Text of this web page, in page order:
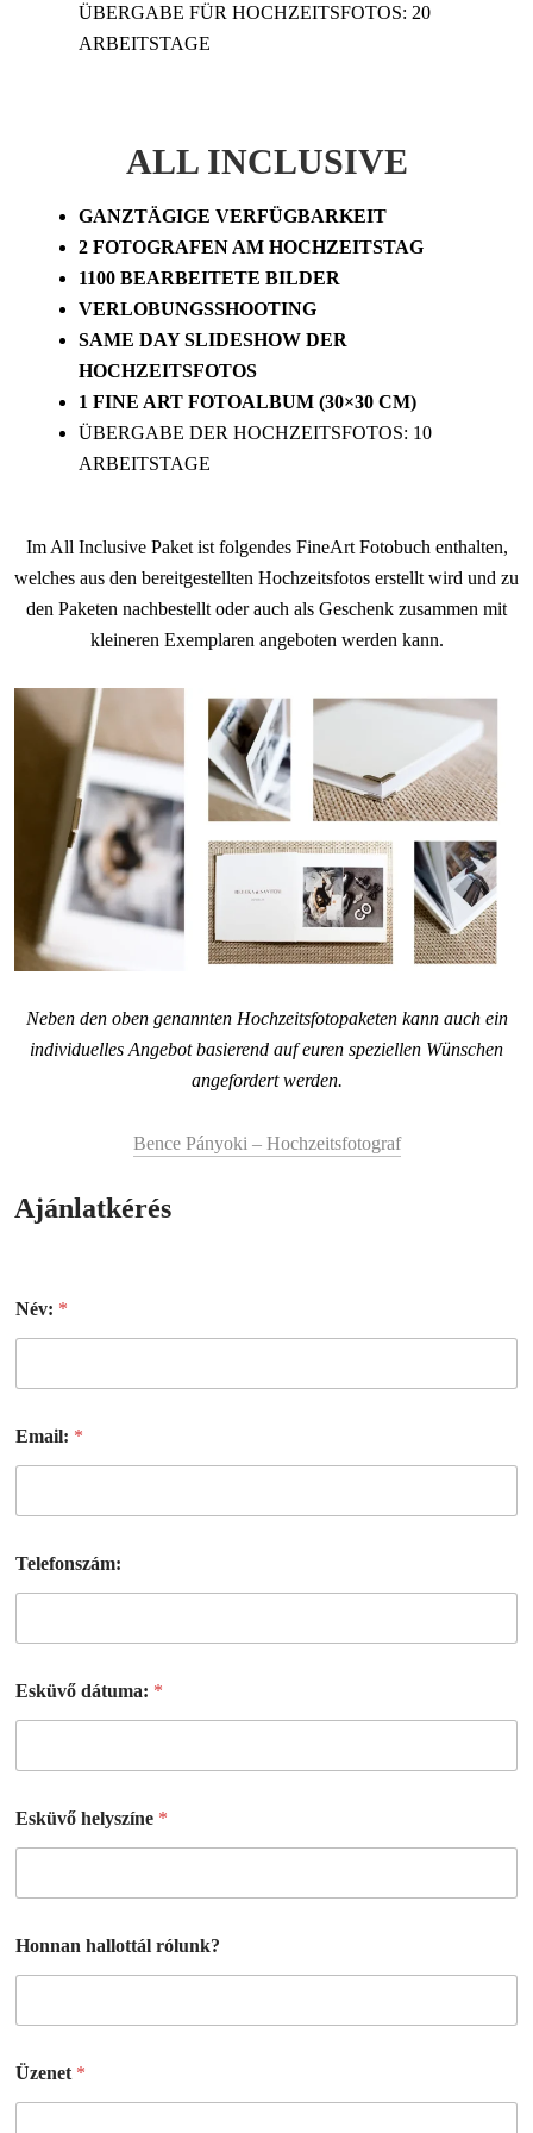
ÜBERGABE FÜR HOCHZEITSFOTOS: 20
ARBEITSTAGE
ALL INCLUSIVE
GANZTÄGIGE VERFÜGBARKEIT
2 FOTOGRAFEN AM HOCHZEITSTAG
1100 BEARBEITETE BILDER
VERLOBUNGSSHOOTING
SAME DAY SLIDESHOW DER
HOCHZEITSFOTOS
1 FINE ART FOTOALBUM (30×30 CM)
ÜBERGABE DER HOCHZEITSFOTOS: 10
ARBEITSTAGE
Im All Inclusive Paket ist folgendes FineArt Fotobuch enthalten,
welches aus den bereitgestellten Hochzeitsfotos erstellt wird und zu
den Paketen nachbestellt oder auch als Geschenk zusammen mit
kleineren Exemplaren angeboten werden kann.
Neben den oben genannten Hochzeitsfotopaketen kann auch ein
individuelles Angebot basierend auf euren speziellen Wünschen
angefordert werden.
Bence Pányoki – Hochzeitsfotograf
Ajánlatkérés
Név: *
Email: *
Telefonszám:
Esküvő dátuma: *
Esküvő helyszíne *
Honnan hallottál rólunk?
Üzenet *